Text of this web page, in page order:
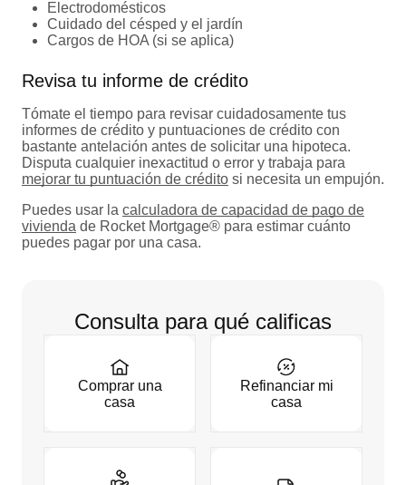
Electrodomésticos
Cuidado del césped y el jardín
Cargos de HOA (si se aplica)
Revisa tu informe de crédito
Tómate el tiempo para revisar cuidadosamente tus
informes de crédito y puntuaciones de crédito con
bastante antelación antes de solicitar una hipoteca.
Disputa cualquier inexactitud o error y trabaja para
mejorar tu puntuación de crédito si necesita un empujón.
Puedes usar la calculadora de capacidad de pago de
vivienda de Rocket Mortgage® para estimar cuánto
puedes pagar por una casa.
Consulta para qué calificas
Comprar una
casa
Refinanciar mi
casa